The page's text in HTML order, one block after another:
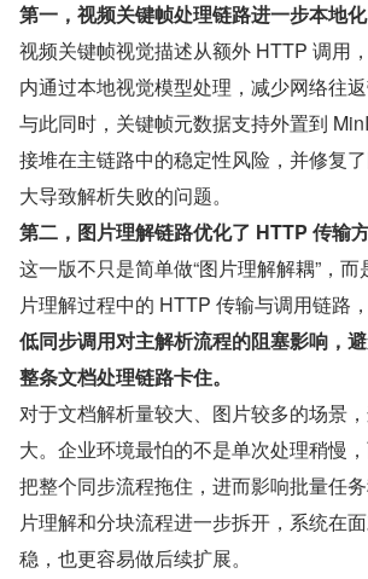
第一，视频关键帧处理链路进一步本地化
视频关键帧视觉描述从额外 HTTP 调用
内通过本地视觉模型处理，减少网络往返
与此同时，关键帧元数据支持外置到
接堆在主链路中的稳定性风险，并修复
大导致解析失败的问题。
第二，图片理解链路优化了 HTTP 传输方
这一版不只是简单做“图片理解解耦”，
片理解过程中的 HTTP 传输与调用链路
低同步调用对主解析流程的阻塞影响，
整条文档处理链路卡住。
对于文档解析量较大、图片较多的场景
大。企业环境最怕的不是单次处理稍慢
把整个同步流程拖住，进而影响批量任
片理解和分块流程进一步拆开，系统在
稳，也更容易做后续扩展。